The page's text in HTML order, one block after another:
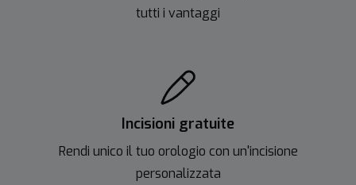
tutti i vantaggi
Incisioni gratuite
Rendi unico il tuo orologio con un'incisione
personalizzata